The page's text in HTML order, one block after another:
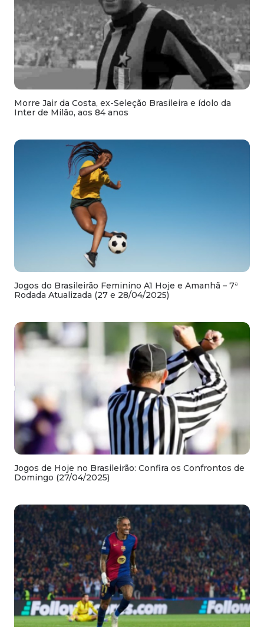
Morre Jair da Costa, ex-Seleção Brasileira e ídolo da
Inter de Milão, aos 84 anos
Jogos do Brasileirão Feminino A1 Hoje e Amanhã – 7ª
Rodada Atualizada (27 e 28/04/2025)
Jogos de Hoje no Brasileirão: Confira os Confrontos de
Domingo (27/04/2025)